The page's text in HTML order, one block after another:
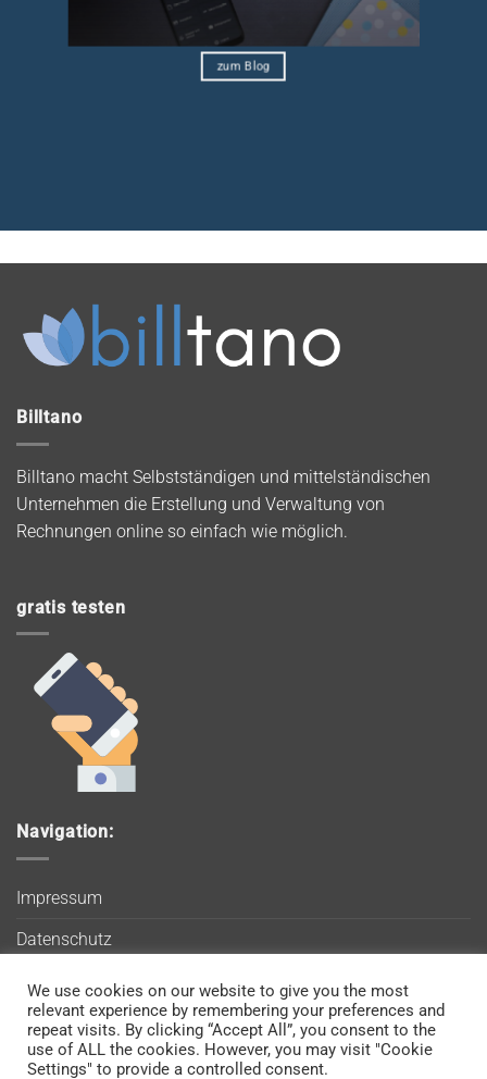
zum Blog
Billtano
Billtano macht Selbstständigen und mittelständischen
Unternehmen die Erstellung und Verwaltung von
Rechnungen online so einfach wie möglich.
gratis testen
Navigation:
Impressum
Datenschutz
AGB
Blog
Kontakt
We use cookies on our website to give you the most
relevant experience by remembering your preferences and
repeat visits. By clicking “Accept All”, you consent to the
use of ALL the cookies. However, you may visit "Cookie
Settings" to provide a controlled consent.
Wir verwenden Cookies, um sicherzustellen, dass Sie auf
unserer Website die bestmögliche Erfahrung machen. Wenn
Sie diese Website weiterhin nutzen, gehen wir davon aus, dass